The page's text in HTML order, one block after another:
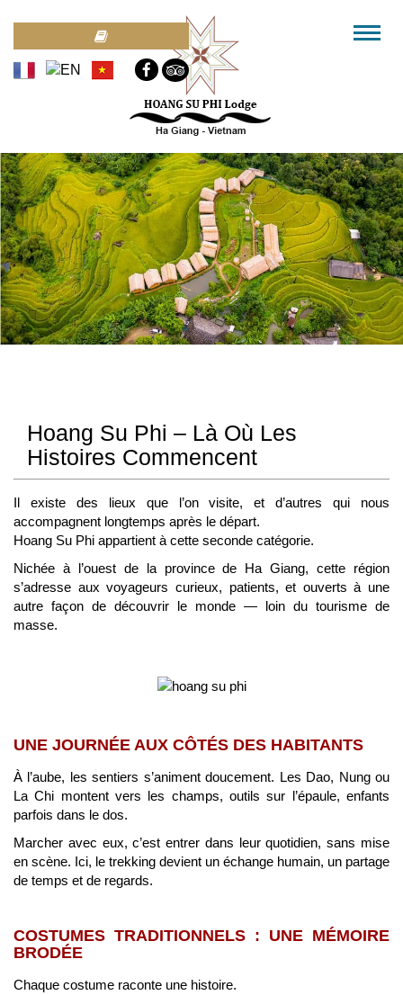
Hoang Su Phi – Là Où Les
Histoires Commencent
Il existe des lieux que l’on visite, et d’autres qui nous
accompagnent longtemps après le départ.
Hoang Su Phi appartient à cette seconde catégorie.
Nichée à l’ouest de la province de Ha Giang, cette région
s’adresse aux voyageurs curieux, patients, et ouverts à une
autre façon de découvrir le monde — loin du tourisme de
masse.
UNE JOURNÉE AUX CÔTÉS DES HABITANTS
À l’aube, les sentiers s’animent doucement. Les Dao, Nung ou
La Chi montent vers les champs, outils sur l’épaule, enfants
parfois dans le dos.
Marcher avec eux, c’est entrer dans leur quotidien, sans mise
en scène. Ici, le trekking devient un échange humain, un partage
de temps et de regards.
COSTUMES TRADITIONNELS : UNE MÉMOIRE
BRODÉE
Chaque costume raconte une histoire.